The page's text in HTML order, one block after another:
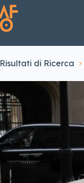
Risultati di Ricerca